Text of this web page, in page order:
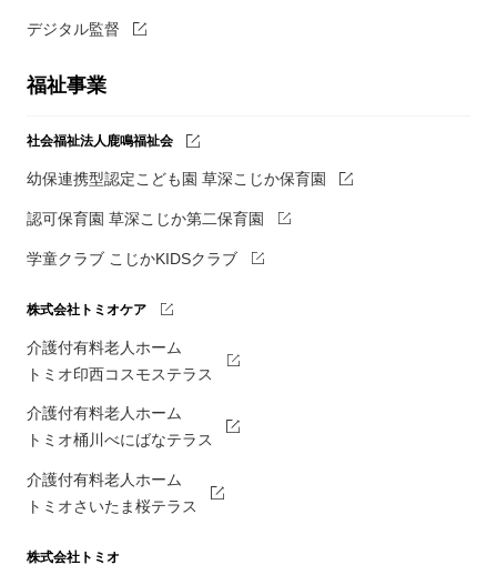
デジタル監督
福祉事業
社会福祉法人鹿鳴福祉会
幼保連携型認定こども園 草深こじか保育園
認可保育園 草深こじか第二保育園
学童クラブ こじかKIDSクラブ
株式会社トミオケア
介護付有料老人ホーム
トミオ印西コスモステラス
介護付有料老人ホーム
トミオ桶川べにばなテラス
介護付有料老人ホーム
トミオさいたま桜テラス
株式会社トミオ